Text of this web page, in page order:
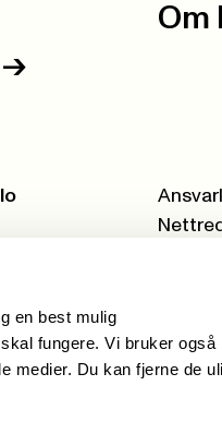
en best mulig
fungere. Vi bruker også
medier. Du kan fjerne de
Om
->